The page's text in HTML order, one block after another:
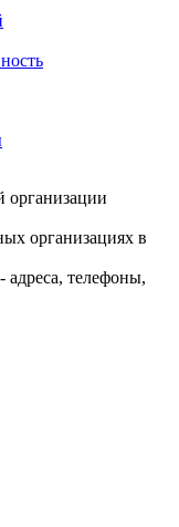
организациях в
телефоны,